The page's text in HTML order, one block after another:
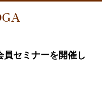
員セミナーを開催し